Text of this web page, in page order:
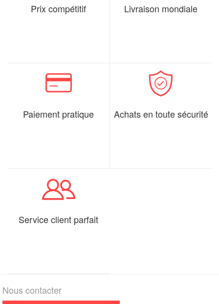
Prix compétitif Livraison mondiale
Paiement pratique Achats en toute sécurité
Service client parfait
Nous contacter